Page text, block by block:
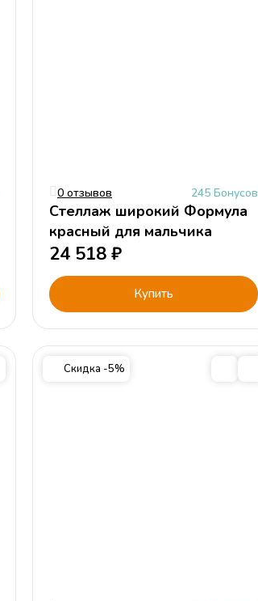
0 отзывов 245 Бонусов
Стеллаж широкий Формула
красный для мальчика
24 518 ₽
Купить
Скидка -5%